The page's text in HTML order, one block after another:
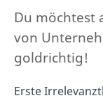
Du möchtest
von
goldrichtig!
Erste